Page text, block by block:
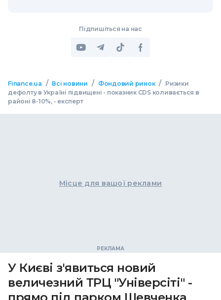
Підпишіться на нас
Finance.ua / Всі новини / Фондовий ринок / Ризики
дефолту в Україні підвищені - показник CDS коливається в
районі 8-10%, - експерт
Місце для вашої реклами
У Києві з'явиться новий
величезний ТРЦ "Універсіті" -